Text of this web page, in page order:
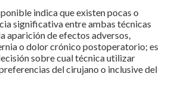
indica que existen pocas o
significativa entre ambas técnicas
aparición de efectos adversos,
o dolor crónico postoperatorio; es
sobre cual técnica utilizar
del cirujano o inclusive del